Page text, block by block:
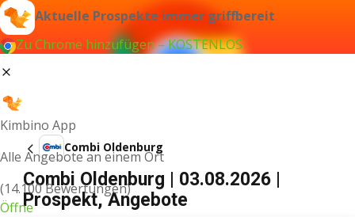
Aktuelle Prospekte immer griffbereit
Zu Chrome hinzufügen – KOSTENLOS
Kimbino App
Alle Angebote an einem Ort
(14.100 Bewertungen)
Öffne
Combi Oldenburg
Combi Oldenburg | 03.08.2026 |
Prospekt, Angebote